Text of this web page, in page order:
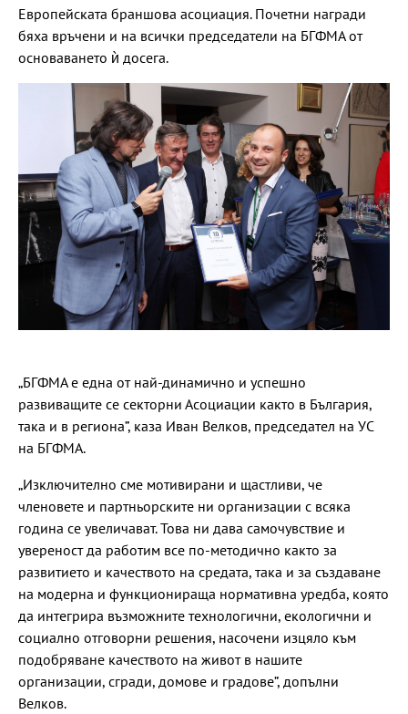
Европейската браншова асоциация. Почетни награди
бяха връчени и на всички председатели на БГФМА от
основаването ѝ досега.
„БГФМА е една от най-динамично и успешно
развиващите се секторни Асоциации както в България,
така и в региона”, каза Иван Велков, председател на УС
на БГФМА.
„Изключително сме мотивирани и щастливи, че
членовете и партньорските ни организации с всяка
година се увеличават. Това ни дава самочувствие и
увереност да работим все по-методично както за
развитието и качеството на средата, така и за създаване
на модерна и функционираща нормативна уредба, която
да интегрира възможните технологични, eкологични и
социално отговорни решения, насочени изцяло към
подобряване качеството на живот в нашите
организации, сгради, домове и градове”, допълни
Велков.